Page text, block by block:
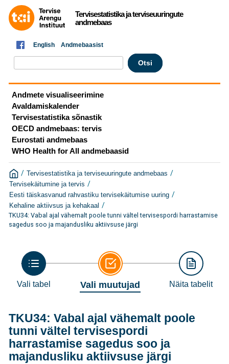
Tervisestatistika ja terviseuuringute
andmebaas
English Andmebaasist
Andmete visualiseerimine
Avaldamiskalender
Tervisestatistika sõnastik
OECD andmebaas: tervis
Eurostati andmebaas
WHO Health for All andmebaasid
/ Tervisestatistika ja terviseuuringute andmebaas /
Tervisekäitumine ja tervis /
Eesti täiskasvanud rahvastiku tervisekäitumise uuring /
Kehaline aktiivsus ja kehakaal /
TKU34: Vabal ajal vähemalt poole tunni vältel tervisespordi harrastamise
sagedus soo ja majandusliku aktiivsuse järgi
Vali tabel Vali muutujad Näita tabelit
TKU34: Vabal ajal vähemalt poole
tunni vältel tervisespordi
harrastamise sagedus soo ja
majandusliku aktiivsuse järgi